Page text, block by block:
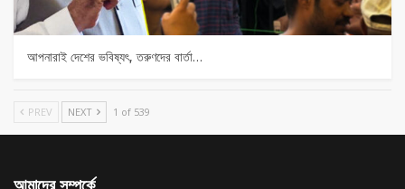
আপনারাই দেশের ভবিষ্যৎ, তরুণদের বার্তা…
PREV NEXT 1 of 539
আমাদের সম্পর্কে